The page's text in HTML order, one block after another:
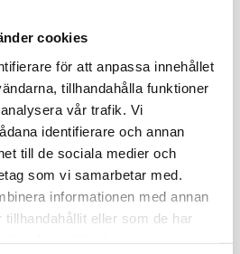
cookies
för att anpassa innehållet
tillhandahålla funktioner
vår trafik. Vi
identifierare och annan
till de sociala medier och
som vi samarbetar med.
informationen med annan
eller som de har
byggandet inleds på tomten i
i området inleds onsdagen den 15
hyrt ut tomten till det inhemska
är specialiserat på utveckling av
framskrider – det stöder också